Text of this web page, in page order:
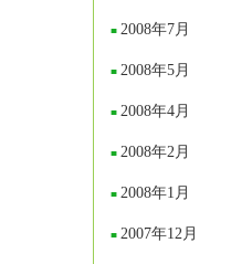
2008年7月
2008年5月
2008年4月
2008年2月
2008年1月
2007年12月